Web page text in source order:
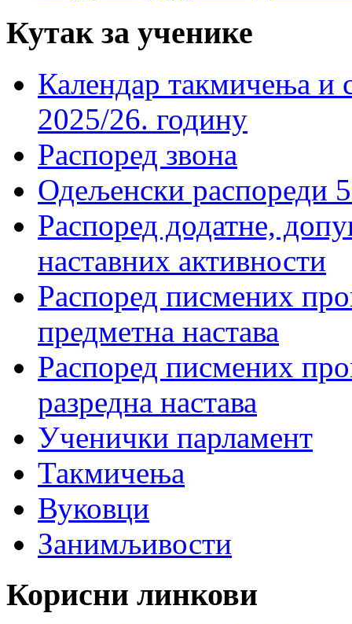
Кутак за ученике
Календар такмичења
2025/26. годину
Распоред звона
Одељенски распореди
Распоред додатне,
наставних активности
Распоред писмених
предметна настава
Распоред писмених
разредна настава
Ученички парламент
Такмичења
Вуковци
Занимљивости
Корисни линкови